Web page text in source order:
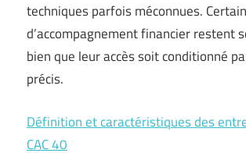
techniques parfois méconnues.
d’accompagnement financier restent
bien que leur accès soit conditionné
précis.
Définition et caractéristiques des
CAC 40